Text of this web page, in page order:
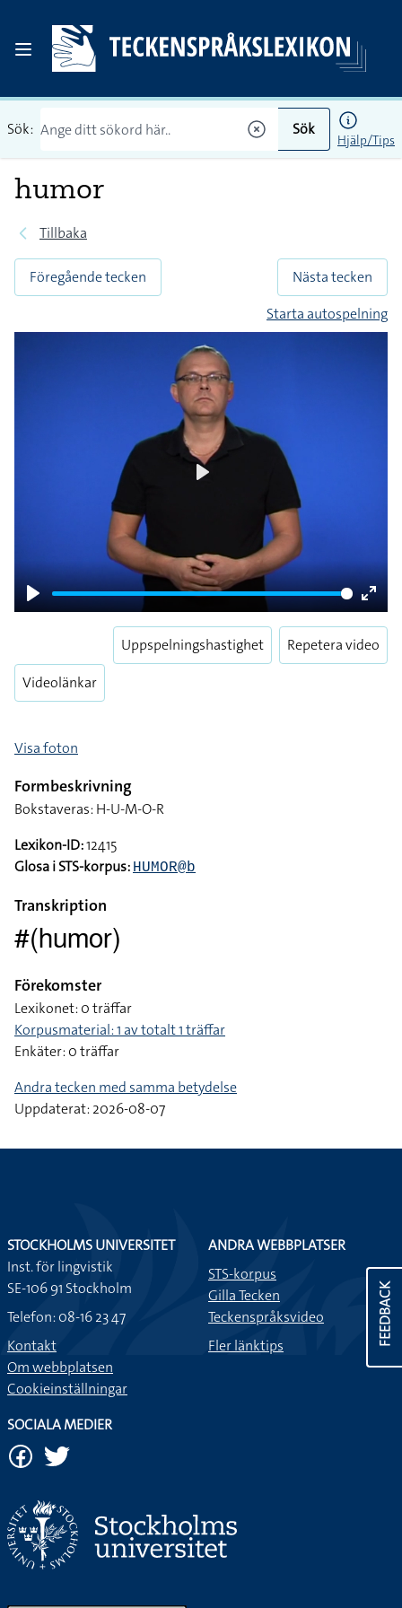
Sök: Sök
Hjälp/Tips
humor
Tillbaka
Föregående tecken
Nästa tecken
Starta autospelning
Play
Enter
Videolänkar
Uppspelningshastighet Repetera video
Visa foton
Formbeskrivning
Bokstaveras: H-U-M-O-R
Lexikon-ID:12415
Glosa i STS-korpus: HUMOR@b
Transkription
#(humor)
Förekomster
Lexikonet: 0 träffar
Korpusmaterial: 1 av totalt 1 träffar
Enkäter: 0 träffar
Andra tecken med samma betydelse
Uppdaterat: 2026-08-07
FEEDBACK
STOCKHOLMS UNIVERSITET
Inst. för lingvistik
SE-106 91 Stockholm
Telefon: 08-16 23 47
Kontakt
Om webbplatsen
Cookieinställningar
ANDRA WEBBPLATSER
STS-korpus
Gilla Tecken
Teckenspråksvideo
Fler länktips
SOCIALA MEDIER